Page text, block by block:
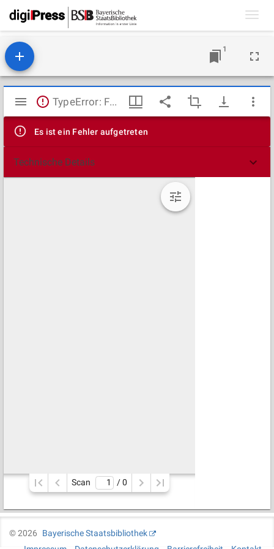
1
Mirador
Viewer
TypeError: Failed to fetch
Es ist ein Fehler aufgetreten
Technische Details
Scan / 0
©2026
Bayerische Staatsbibliothek